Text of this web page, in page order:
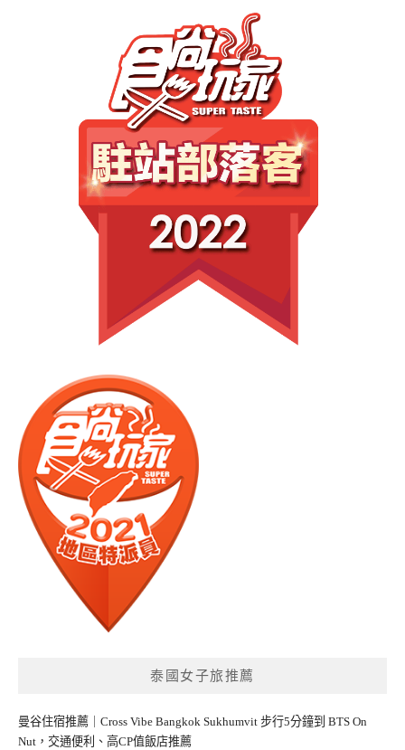
泰國女子旅推薦
曼谷住宿推薦｜Cross Vibe Bangkok Sukhumvit 步行5分鐘到 BTS On
Nut，交通便利、高CP值飯店推薦